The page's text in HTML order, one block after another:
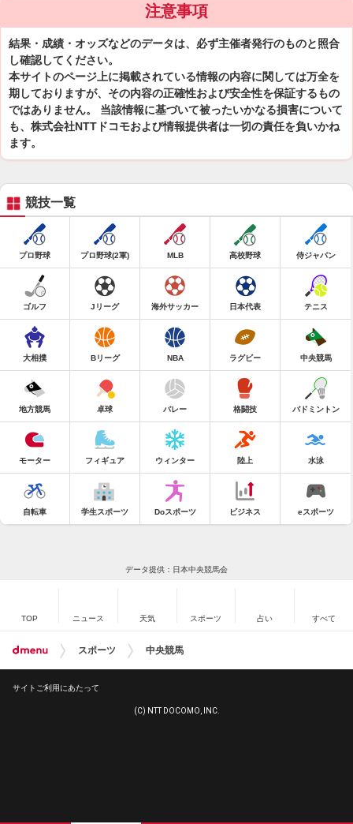
注意事項
結果・成績・オッズなどのデータは、必ず主催者発行のものと照合
し確認してください。
本サイトのページ上に掲載されている情報の内容に関しては万全を
期しておりますが、その内容の正確性および安全性を保証するもの
ではありません。 当該情報に基づいて被ったいかなる損害について
も、株式会社NTTドコモおよび情報提供者は一切の責任を負いかね
ます。
競技一覧
プロ野球 プロ野球(2軍) MLB 高校野球 侍ジャパン
ゴルフ Jリーグ 海外サッカー 日本代表 テニス
大相撲 Bリーグ NBA ラグビー 中央競馬
地方競馬 卓球 バレー 格闘技 バドミントン
モーター フィギュア ウィンター 陸上 水泳
自転車 学生スポーツ Doスポーツ ビジネス eスポーツ
データ提供：日本中央競馬会
TOP ニュース 天気 スポーツ 占い すべて
スポーツ 中央競馬
サイトご利用にあたって
(C) NTT DOCOMO, INC.